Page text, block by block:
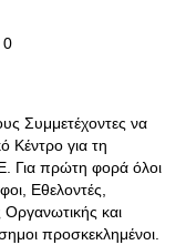
0
Συμμετέχοντες να
Κέντρο για τη
Για πρώτη φορά όλοι
Εθελοντές,
και
προσκεκλημένοι.